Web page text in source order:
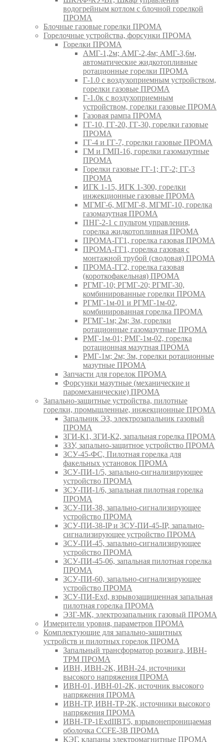
водогрейным котлом с блочной горелкой
ПРОМА
Блочные газовые горелки ПРОМА
Горелочные устройства, форсунки ПРОМА
Горелки ПРОМА
АМГ-1,2м; АМГ-2,4м; АМГ-3,6м,
автоматические жидкотопливные
ротационные горелки ПРОМА
Г-1.0 с воздухоприемным устройством,
горелки газовые ПРОМА
Г-1.0к с воздухоприемным
устройством, горелки газовые ПРОМА
Газовая рампа ПРОМА
ГГ-10, ГГ-20, ГГ-30, горелки газовые
ПРОМА
ГГ-4 и ГГ-7, горелки газовые ПРОМА
ГМ и ГМП-16, горелки газомазутные
ПРОМА
Горелки газовые ГГ-1; ГГ-2; ГГ-3
ПРОМА
ИГК 1-15, ИГК 1-300, горелки
инжекционные газовые ПРОМА
МГМГ-6, МГМГ-8, МГМГ-10, горелка
газомазутная ПРОМА
ПНГ-2-1 с пультом управления,
горелка жидкотопливная ПРОМА
ПРОМА-ГГ1, горелка газовая ПРОМА
ПРОМА-ГГ1, горелка газовая с
монтажной трубой (сводовая) ПРОМА
ПРОМА-ГГ2, горелка газовая
(короткофакельная) ПРОМА
РГМГ-10; РГМГ-20; РГМГ-30,
комбинированные горелки ПРОМА
РГМГ-1м-01 и РГМГ-1м-02,
комбинированная горелка ПРОМА
РГМГ-1м; 2м; 3м, горелки
ротационные газомазутные ПРОМА
РМГ-1м-01; РМГ-1м-02, горелка
ротационная мазутная ПРОМА
РМГ-1м; 2м; 3м, горелки ротационные
мазутные ПРОМА
Запчасти для горелок ПРОМА
Форсунки мазутные (механические и
паромеханические) ПРОМА
Запально-защитные устройства, пилотные
горелки, промышленные, инжекционные ПРОМА
Запальник ЭЗ, электрозапальник газовый
ПРОМА
ЗГИ-К1, ЗГИ-К2, запальная горелка ПРОМА
ЗЗУ, запально-защитное устройство ПРОМА
ЗСУ-45-ФС, Пилотная горелка для
факельных установок ПРОМА
ЗСУ-ПИ-1/5, запально-сигнализирующее
устройство ПРОМА
ЗСУ-ПИ-1/6, запальная пилотная горелка
ПРОМА
ЗСУ-ПИ-38, запально-сигнализирующее
устройство ПРОМА
ЗСУ-ПИ-38-IP и ЗСУ-ПИ-45-IP, запально-
сигнализирующее устройство ПРОМА
ЗСУ-ПИ-45, запально-сигнализирующее
устройство ПРОМА
ЗСУ-ПИ-45-06, запальная пилотная горелка
ПРОМА
ЗСУ-ПИ-60, запально-сигнализирующее
устройство ПРОМА
ЗСУ-ПИ-Exd, взрывозащищенная запальная
пилотная горелка ПРОМА
ЭЗГ-МК, электрозапальник газовый ПРОМА
Измерители уровня, параметров ПРОМА
Комплектующие для запально-защитных
устройств и пилотных горелок ПРОМА
Запальный трансформатор розжига, ИВН-
ТРМ ПРОМА
ИВН, ИВН-2К, ИВН-24, источники
высокого напряжения ПРОМА
ИВН-01, ИВН-01-2К, источник высокого
напряжения ПРОМА
ИВН-ТР, ИВН-ТР-2К, источники высокого
напряжения ПРОМА
ИВН-ТР-1ExdIIBT5, взрывонепроницаемая
оболочка CCFE-3B ПРОМА
КЭГ, клапаны электромагнитные ПРОМА